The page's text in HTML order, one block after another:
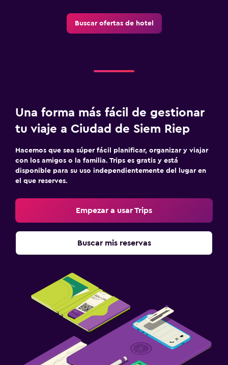
Buscar ofertas de hotel
Una forma más fácil de gestionar
tu viaje a Ciudad de Siem Riep
Hacemos que sea súper fácil planificar, organizar y viajar
con los amigos o la familia. Trips es gratis y está
disponible para su uso independientemente del lugar en
el que reserves.
Empezar a usar Trips
Buscar mis reservas